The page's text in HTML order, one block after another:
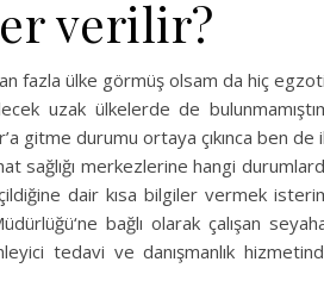
verilir?
fazla ülke görmüş olsam da hiç
uzak ülkelerde de
gitme durumu ortaya çıkınca ben de
sağlığı merkezlerine hangi
dair kısa bilgiler vermek
bağlı olarak çalışan
tedavi ve danışmanlık